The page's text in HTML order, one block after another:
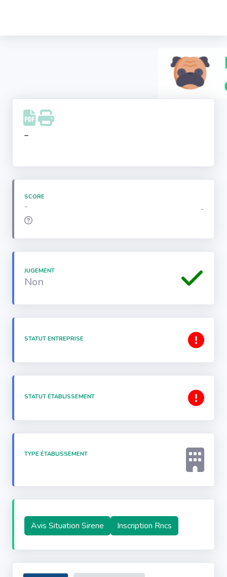
Facebook
Instagram
-
SCORE
- -
JUGEMENT
Non
STATUT ENTREPRISE
STATUT ÉTABLISSEMENT
TYPE ÉTABLISSEMENT
Avis Situation Sirene Inscription Rncs